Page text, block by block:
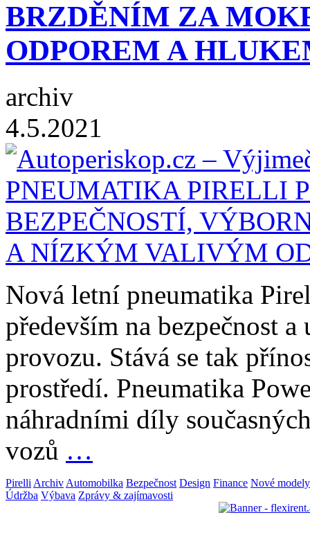
BRZDĚNÍM ZA
ODPOREM A
archiv
4.5.2021
Nová letní pneumatika
především na bezpečnost
provozu. Stává se tak
prostředí. Pneumatika
náhradními díly
vozů …
Pirelli Archiv Automobilka Bezpečnost Design Finance Nové modely
Údržba Výbava Zprávy & zajímavosti